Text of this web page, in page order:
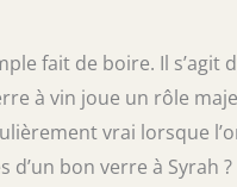
fait de boire. Il s’agit
à vin joue un rôle
vrai lorsque
bon verre à Syrah